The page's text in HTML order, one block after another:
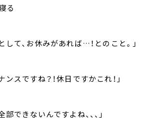
る
して、お休みがあれば…！とのこと。」
ンスですね？！休日ですかこれ！」
できないんですよね、、、」